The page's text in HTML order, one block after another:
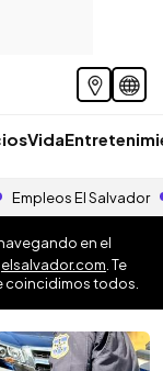
Vida
Empleos El Salvador
en el
elsalvador.com . Te
coincidimos todos.